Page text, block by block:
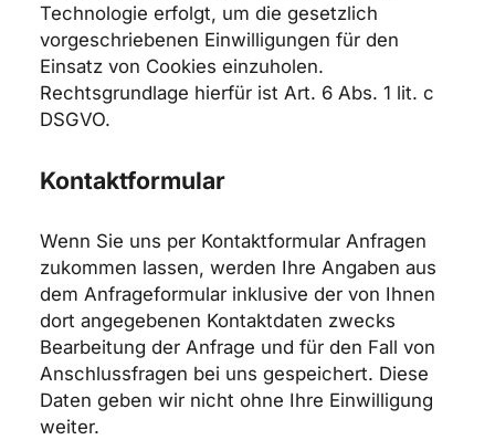
Technologie erfolgt, um die gesetzlich
vorgeschriebenen Einwilligungen für den
Einsatz von Cookies einzuholen.
Rechtsgrundlage hierfür ist Art. 6 Abs. 1 lit. c
DSGVO.
Kontaktformular
Wenn Sie uns per Kontaktformular Anfragen
zukommen lassen, werden Ihre Angaben aus
dem Anfrageformular inklusive der von Ihnen
dort angegebenen Kontaktdaten zwecks
Bearbeitung der Anfrage und für den Fall von
Anschlussfragen bei uns gespeichert. Diese
Daten geben wir nicht ohne Ihre Einwilligung
weiter.